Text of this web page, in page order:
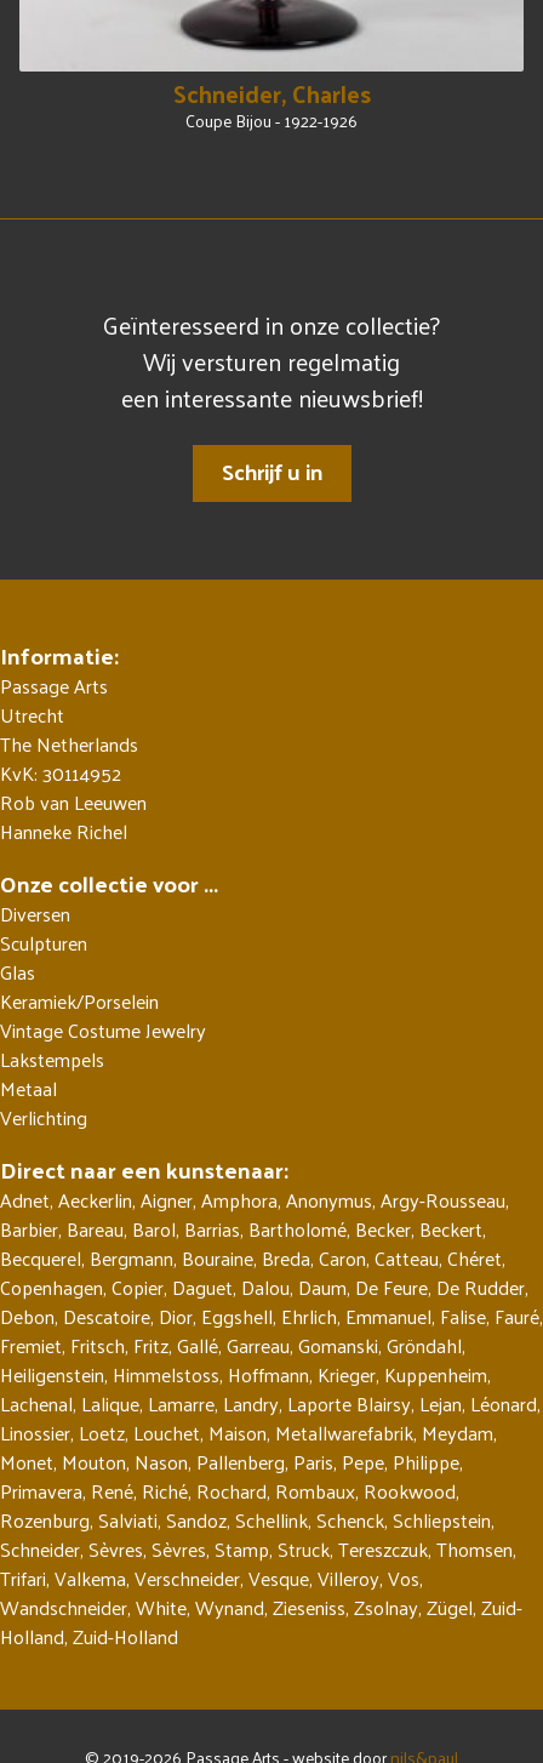
Schneider, Charles
Coupe Bijou - 1922-1926
Geïnteresseerd in onze collectie?
Wij versturen regelmatig
een interessante nieuwsbrief!
Schrijf u in
Informatie:
Passage Arts
Utrecht
The Netherlands
KvK: 30114952
Rob van Leeuwen
Hanneke Richel
Onze collectie voor ...
Diversen
Sculpturen
Glas
Keramiek/Porselein
Vintage Costume Jewelry
Lakstempels
Metaal
Verlichting
Direct naar een kunstenaar:
Adnet,Aeckerlin,Aigner,Amphora,Anonymus,Argy-Rousseau,
Barbier, Bareau, Barol, Barrias, Bartholomé, Becker, Beckert,
Becquerel, Bergmann, Bouraine, Breda,Caron,Catteau,Chéret,
Copenhagen,Copier, Daguet, Dalou, Daum, De Feure, De Rudder,
Debon, Descatoire, Dior, Eggshell, Ehrlich, Emmanuel, Falise, Fauré,
Fremiet, Fritsch, Fritz,Gallé,Garreau,Gomanski,Gröndahl,
Heiligenstein, Himmelstoss, Hoffmann, Krieger, Kuppenheim,
Lachenal, Lalique, Lamarre, Landry, Laporte Blairsy, Lejan, Léonard,
Linossier, Loetz, Louchet, Maison, Metallwarefabrik, Meydam,
Monet, Mouton, Nason, Pallenberg, Paris, Pepe, Philippe,
Primavera, René, Riché, Rochard, Rombaux, Rookwood,
Rozenburg,Salviati,Sandoz,Schellink,Schenck,Schliepstein,
Schneider,Sèvres,Sèvres,Stamp,Struck,Tereszczuk,Thomsen,
Trifari,Valkema,Verschneider,Vesque,Villeroy,Vos,
Wandschneider,White,Wynand,Zieseniss,Zsolnay,Zügel,Zuid-
Holland,Zuid-Holland